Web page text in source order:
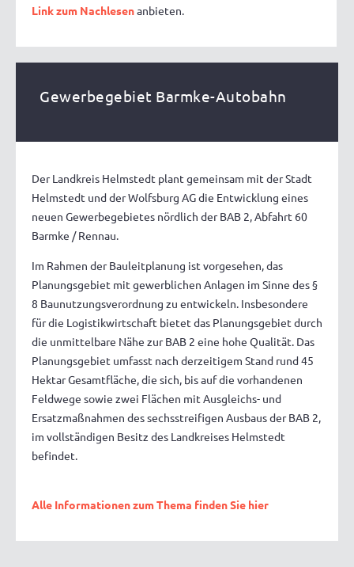
Link zum Nachlesenanbieten.
Gewerbegebiet Barmke-Autobahn
Der Landkreis Helmstedt plant gemeinsam mit der Stadt
Helmstedt und der Wolfsburg AG die Entwicklung eines
neuen Gewerbegebietes nördlich der BAB 2, Abfahrt 60
Barmke / Rennau.
Im Rahmen der Bauleitplanung ist vorgesehen, das
Planungsgebiet mit gewerblichen Anlagen im Sinne des §
8 Baunutzungsverordnung zu entwickeln. Insbesondere
für die Logistikwirtschaft bietet das Planungsgebiet durch
die unmittelbare Nähe zur BAB 2 eine hohe Qualität. Das
Planungsgebiet umfasst nach derzeitigem Stand rund 45
Hektar Gesamtfläche, die sich, bis auf die vorhandenen
Feldwege sowie zwei Flächen mit Ausgleichs- und
Ersatzmaßnahmen des sechsstreifigen Ausbaus der BAB 2,
im vollständigen Besitz des Landkreises Helmstedt
befindet.
Alle Informationen zum Thema finden Sie hier